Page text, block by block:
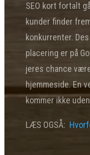
SEO kort fortalt
kunder finder
konkurrenter.
placering er på
jeres chance
hjemmeside. En
kommer ikke
LÆS OGSÅ: